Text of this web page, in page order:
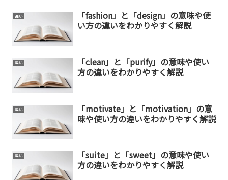
違い
「fashion」と「design」の意味や使
い方の違いをわかりやすく解説
違い
「clean」と「purify」の意味や使い
方の違いをわかりやすく解説
違い
「motivate」と「motivation」の意
味や使い方の違いをわかりやすく解説
違い
「suite」と「sweet」の意味や使い
方の違いをわかりやすく解説